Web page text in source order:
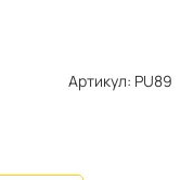
Артикул: PU89